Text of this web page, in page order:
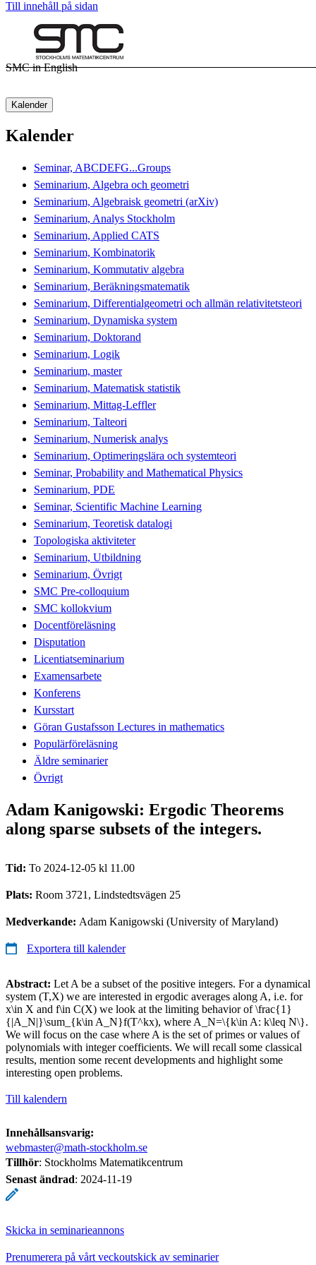
Till innehåll på sidan
SMC in English
Kalender
Kalender
Seminar, ABCDEFG...Groups
Seminarium, Algebra och geometri
Seminarium, Algebraisk geometri (arXiv)
Seminarium, Analys Stockholm
Seminarium, Applied CATS
Seminarium, Kombinatorik
Seminarium, Kommutativ algebra
Seminarium, Beräkningsmatematik
Seminarium, Differentialgeometri och allmän relativitetsteori
Seminarium, Dynamiska system
Seminarium, Doktorand
Seminarium, Logik
Seminarium, master
Seminarium, Matematisk statistik
Seminarium, Mittag-Leffler
Seminarium, Talteori
Seminarium, Numerisk analys
Seminarium, Optimeringslära och systemteori
Seminar, Probability and Mathematical Physics
Seminarium, PDE
Seminar, Scientific Machine Learning
Seminarium, Teoretisk datalogi
Topologiska aktiviteter
Seminarium, Utbildning
Seminarium, Övrigt
SMC Pre-colloquium
SMC kollokvium
Docentföreläsning
Disputation
Licentiatseminarium
Examensarbete
Konferens
Kursstart
Göran Gustafsson Lectures in mathematics
Populärföreläsning
Äldre seminarier
Övrigt
Adam Kanigowski: Ergodic Theorems
along sparse subsets of the integers.
Tid: To 2024-12-05 kl 11.00
Plats: Room 3721, Lindstedtsvägen 25
Medverkande: Adam Kanigowski (University of Maryland)
Exportera till kalender
Abstract: Let A be a subset of the positive integers. For a dynamical
system (T,X) we are interested in ergodic averages along A, i.e. for
x\in X and f\in C(X) we look at the limiting behavior of \frac{1}
{|A_N|}\sum_{k\in A_N}f(T^kx), where A_N=\{k\in A: k\leq N\}.
We will focus on the case where A is the set of primes or values of
polynomials with integer coefficients. We will recall some classical
results, mention some recent developments and highlight some
interesting open problems.
Till kalendern
Innehållsansvarig:
webmaster@math-stockholm.se
Tillhör: Stockholms Matematikcentrum
Senast ändrad: 2024-11-19
Skicka in seminarieannons
Prenumerera på vårt veckoutskick av seminarier